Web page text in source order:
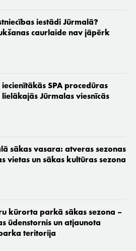
iestādi Jūrmalā?
caurlaide nav jāpērk
iecienītākās SPA procedūras
lielākajās Jūrmalas viesnīcās
sākas vasara: atveras sezonas
vietas un sākas kultūras sezona
kūrorta parkā sākas sezona –
ūdenstornis un atjaunota
teritorija